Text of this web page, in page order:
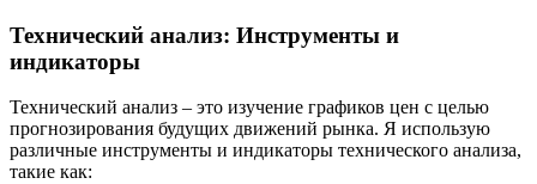
Технический анализ: Инструменты и
индикаторы
Технический анализ – это изучение графиков цен с целью
прогнозирования будущих движений рынка. Я использую
различные инструменты и индикаторы технического анализа,
такие как: